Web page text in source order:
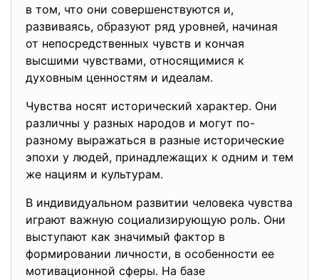
в том, что они совершенствуются и,
развиваясь, образуют ряд уровней, начиная
от непосредственных чувств и кончая
высшими чувствами, относящимися к
духовным ценностям и идеалам.
Чувства носят исторический характер. Они
различны у разных народов и могут по-
разному выражаться в разные исторические
эпохи у людей, принадлежащих к одним и тем
же нациям и культурам.
В индивидуальном развитии человека чувства
играют важную социализирующую роль. Они
выступают как значимый фактор в
формировании личности, в особенности ее
мотивационной сферы. На базе